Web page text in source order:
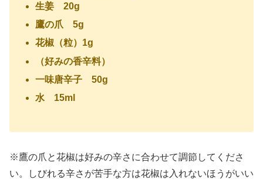
生姜 20g
鷹の爪 5g
花椒（粒）1g
（好みの香辛料）
一味唐辛子 50g
水 15ml
※鷹の爪と花椒は好みの辛さに合わせて調節してくださ
い。しびれる辛さが苦手な方は花椒は入れないほうがいい